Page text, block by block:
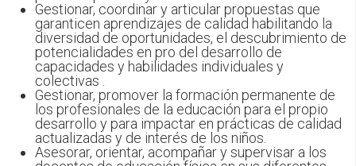
Gestionar, coordinar y articular propuestas que
garanticen aprendizajes de calidad habilitando la
diversidad de oportunidades, el descubrimiento de
potencialidades en pro del desarrollo de
capacidades y habilidades individuales y
colectivas .
Gestionar, promover la formación permanente de
los profesionales de la educación para el propio
desarrollo y para impactar en prácticas de calidad
actualizadas y de interés de los niños.
Asesorar, orientar, acompañar y supervisar a los